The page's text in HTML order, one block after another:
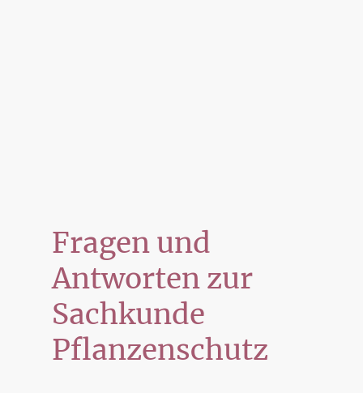
Fragen und
Antworten zur
Sachkunde
Pflanzenschutz